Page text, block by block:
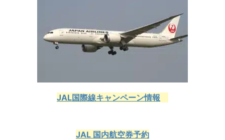
JAL国際線キャンペーン情報
JAL 国内航空券予約